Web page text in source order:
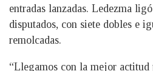
entradas lanzadas. Ledezma
disputados, con siete dobles e
remolcadas.
“Llegamos con la mejor actitud